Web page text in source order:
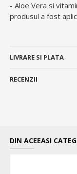
- Aloe Vera si
produsul a fost
LIVRARE SI PLATA
RECENZII
DIN ACEEASI